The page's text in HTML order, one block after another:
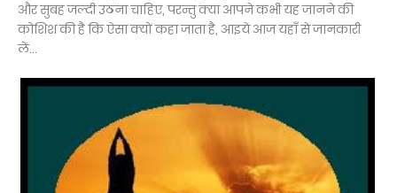
और सुबह जल्दी उठना चाहिए, परन्तु क्या आपने कभी यह जानने की
कोशिश की है कि ऐसा क्यों कहा जाता है, आइये आज यहाँ से जानकारी
लें...